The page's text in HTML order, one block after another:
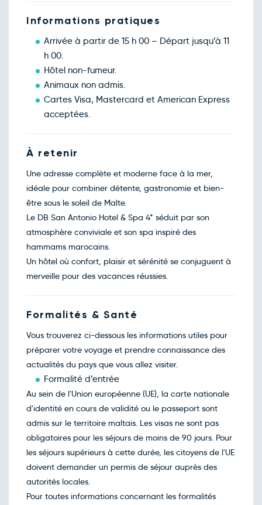
févr.
26
583€/pers
27
577€/pers
28
371€/pers
01
mars
02
597€/pers
03
617€/pers
04
360€/pers
Retour le Lun. 08 mars 27
05
720€ /pers
Dim.
367€ /pers
08
631€/pers
Retour le Ven. 12 mars 27
09
597€/pers
10
600€/pers
11
386€/pers
Retour le Lun. 15 mars 27
12
586€/pers
Retour le Mar. 16 mars 27
13
614€/pers
Informations pratiques
Arrivée à partir de 15 h 00 – Départ jusqu’à 11
h 00.
Hôtel non-fumeur.
Animaux non admis.
Cartes Visa, Mastercard et American Express
acceptées.
À retenir
Une adresse complète et moderne face à la mer,
idéale pour combiner détente, gastronomie et bien-
être sous le soleil de Malte.
Le DB San Antonio Hotel & Spa 4* séduit par son
atmosphère conviviale et son spa inspiré des
hammams marocains.
Un hôtel où confort, plaisir et sérénité se conjuguent à
merveille pour des vacances réussies.
Formalités & Santé
Vous trouverez ci-dessous les informations utiles pour
préparer votre voyage et prendre connaissance des
actualités du pays que vous allez visiter.
Formalité d’entrée
Au sein de l'Union européenne (UE), la carte nationale
d'identité en cours de validité ou le passeport sont
admis sur le territoire maltais. Les visas ne sont pas
obligatoires pour les séjours de moins de 90 jours. Pour
les séjours supérieurs à cette durée, les citoyens de l'UE
doivent demander un permis de séjour auprès des
autorités locales.
Pour toutes informations concernant les formalités